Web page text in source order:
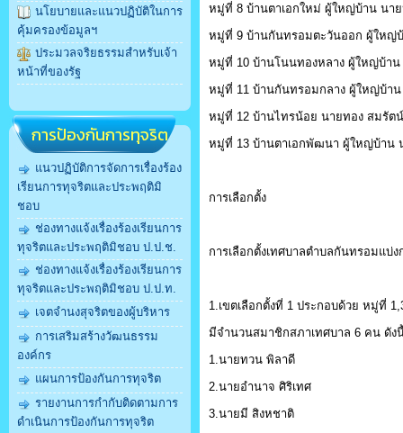
นโยบายและแนวปฏิบัติในการ
คุ้มครองข้อมูลฯ
ประมวลจริยธรรมสำหรับเจ้า
หน้าที่ของรัฐ
การป้องกันการทุจริต
แนวปฏิบัติการจัดการเรื่องร้อง
เรียนการทุจริตและประพฤติมิ
ชอบ
ช่องทางแจ้งเรื่องร้องเรียนการ
ทุจริตและประพฤติมิชอบ ป.ป.ช.
ช่องทางแจ้งเรื่องร้องเรียนการ
ทุจริตและประพฤติมิชอบ ป.ป.ท.
เจตจำนงสุจริตของผู้บริหาร
การเสริมสร้างวัฒนธรรม
องค์กร
แผนการป้องกันการทุจริต
รายงานการกำกับติดตามการ
ดำเนินการป้องกันการทุจริต
หมู่ที่ 8 บ้านตาเอกใหม่ ผู้ใหญ่บ้าน นา
หมู่ที่ 9 บ้านกันทรอมตะวันออก ผู้ใหญ่
หมู่ที่ 10 บ้านโนนทองหลาง ผู้ใหญ่บ้า
หมู่ที่ 11 บ้านกันทรอมกลาง ผู้ใหญ่บ้า
หมู่ที่ 12 บ้านไทรน้อย นายทอง สมรัตน์
หมู่ที่ 13 บ้านตาเอกพัฒนา ผู้ใหญ่บ้าน
การเลือกตั้ง
การเลือกตั้งเทศบาลตำบลกันทรอมแบ่ง
1.เขตเลือกตั้งที่ 1 ประกอบด้วย หมู่ที่
มีจำนวนสมาชิกสภาเทศบาล 6 คน ดัง
1.นายทวน พิลาดี
2.นายอำนาจ ศิริเทศ
3.นายมี สิงหชาติ